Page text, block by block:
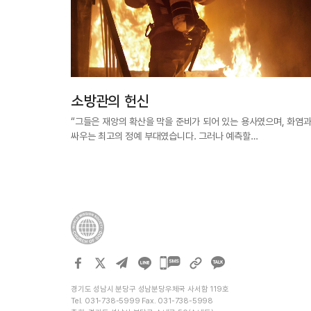
소방관의 헌신
“그들은 재앙의 확산을 막을 준비가 되어 있는 용사였으며, 화염과
싸우는 최고의 정예 부대였습니다. 그러나 예측할…
카카오톡
경기도 성남시 분당구 성남분당우체국 사서함 119호
Tel. 031-738-5999 Fax. 031-738-5998